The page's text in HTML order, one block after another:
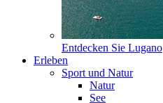
Entdecken Sie Lugano
Erleben
Sport und Natur
Natur
See